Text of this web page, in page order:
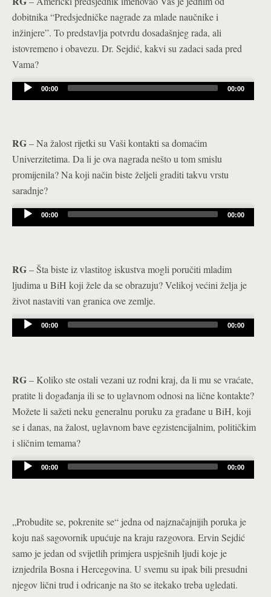
dobitnika “Predsjedničke nagrade za mlade naučnike i
inžinjere”. To predstavlja potvrdu dosadašnjeg rada, ali
istovremeno i obavezu. Dr. Sejdić, kakvi su zadaci sada pred
Vama?
Audio
Player
00:00 00:00
RG– Na žalost rijetki su Vaši kontakti sa domaćim
Univerzitetima. Da li je ova nagrada nešto u tom smislu
promijenila? Na koji način biste željeli graditi takvu vrstu
saradnje?
Audio
Player
00:00 00:00
RG– Šta biste iz vlastitog iskustva mogli poručiti mladim
ljudima u BiH koji žele da se obrazuju? Velikoj većini želja je
život nastaviti van granica ove zemlje.
Audio
Player
00:00 00:00
RG– Koliko ste ostali vezani uz rodni kraj, da li mu se vraćate,
pratite li događanja ili se to uglavnom odnosi na lične kontakte?
Možete li sažeti neku generalnu poruku za građane u BiH, koji
se i danas, na žalost, uglavnom bave egzistencijalnim, političkim
i sličnim temama?
Audio
Player
00:00 00:00
„Probudite se, pokrenite se“ jedna od najznačajnijih poruka je
koju naš sagovornik upućuje na kraju razgovora. Ervin Sejdić
samo je jedan od svijetlih primjera uspješnih ljudi koje je
iznjedrila Bosna i Hercegovina. U svemu su ipak bili presudni
njegov lični trud i odricanje na što se itekako treba ugledati.